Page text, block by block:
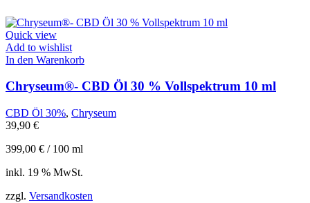
Quick view
Add to wishlist
In den Warenkorb
Chryseum®- CBD Öl 30 % Vollspektrum 10 ml
CBD Öl 30%, Chryseum
39,90 €
399,00 € / 100 ml
inkl. 19 % MwSt.
zzgl. Versandkosten